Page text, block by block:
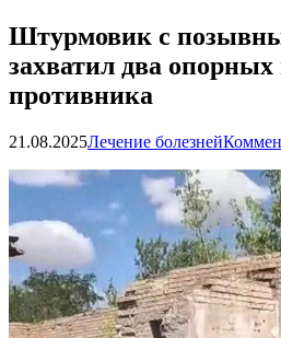
Штурмовик с
захватил два опорных
противника
21.08.2025Лечение болезней